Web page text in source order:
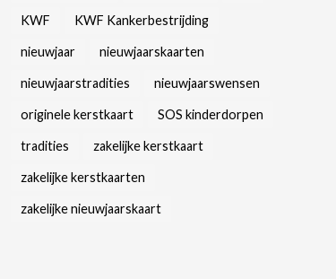
KWF KWF Kankerbestrijding
nieuwjaar nieuwjaarskaarten
nieuwjaarstradities nieuwjaarswensen
originele kerstkaart SOS kinderdorpen
tradities zakelijke kerstkaart
zakelijke kerstkaarten
zakelijke nieuwjaarskaart